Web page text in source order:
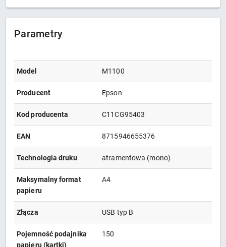
Parametry
Model M1100
Producent Epson
Kod producenta C11CG95403
EAN 8715946655376
Technologia druku atramentowa (mono)
Maksymalny format
papieru
A4
Złącza USB typ B
Pojemność podajnika
papieru (kartki)
150